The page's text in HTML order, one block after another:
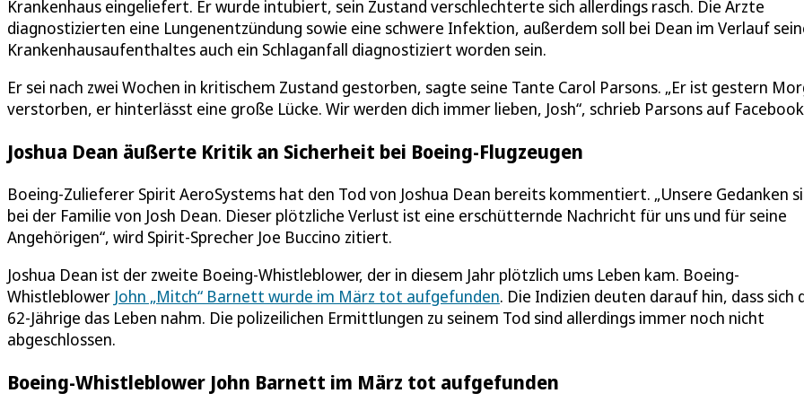
Krankenhaus eingeliefert. Er wurde intubiert, sein Zustand verschlechterte sich allerdings rasch. Die Ärzte
diagnostizierten eine Lungenentzündung sowie eine schwere Infektion, außerdem soll bei Dean im Verlauf
Krankenhausaufenthaltes auch ein Schlaganfall diagnostiziert worden sein.
Er sei nach zwei Wochen in kritischem Zustand gestorben, sagte seine Tante Carol Parsons. „Er ist gestern
verstorben, er hinterlässt eine große Lücke. Wir werden dich immer lieben, Josh“, schrieb Parsons auf
Joshua Dean äußerte Kritik an Sicherheit bei Boeing-Flugzeugen
Boeing-Zulieferer Spirit AeroSystems hat den Tod von Joshua Dean bereits kommentiert. „Unsere Gedanken
bei der Familie von Josh Dean. Dieser plötzliche Verlust ist eine erschütternde Nachricht für uns und für seine
Angehörigen“, wird Spirit-Sprecher Joe Buccino zitiert.
Joshua Dean ist der zweite Boeing-Whistleblower, der in diesem Jahr plötzlich ums Leben kam. Boeing-
Whistleblower John „Mitch“ Barnett wurde im März tot aufgefunden. Die Indizien deuten darauf hin, dass sich
62-Jährige das Leben nahm. Die polizeilichen Ermittlungen zu seinem Tod sind allerdings immer noch nicht
abgeschlossen.
Boeing-Whistleblower John Barnett im März tot aufgefunden